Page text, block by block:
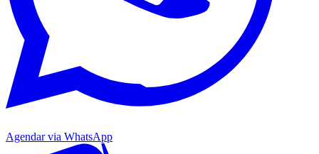
Agendar via WhatsApp